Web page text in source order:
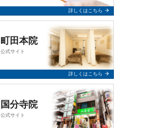
誠に勝手ながら、令和8年3月7日
（土）は終日お休みとさせていた
だきます。
何卒、よろしくお願い申し上げま
2025年12月10日
【年末年始 休業のお知らせ】
令和7年12月31日（水）～ 令和8年
詳しくはこちら arrow_forward
町田本院
公式サイト
詳しくはこちら arrow_forward
国分寺院
公式サイト